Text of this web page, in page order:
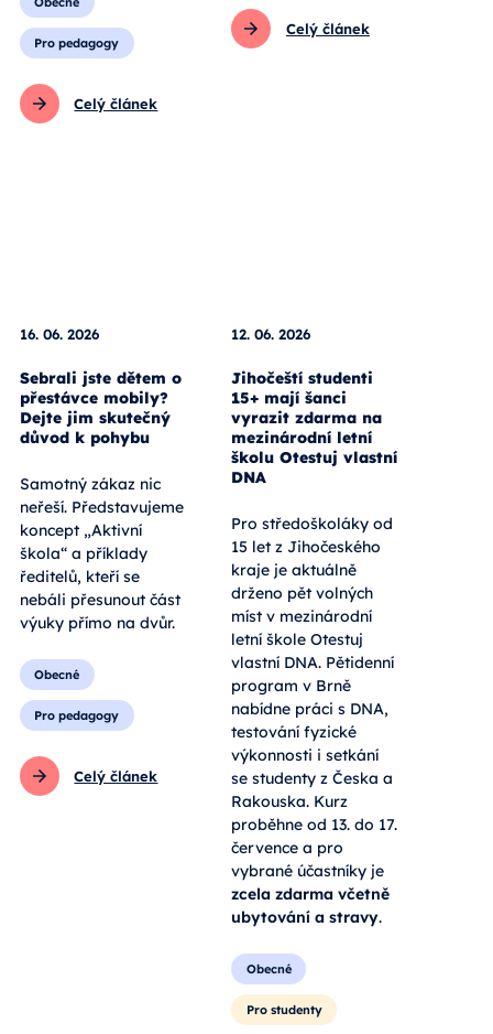
Pro pedagogy
Celý článek
Celý článek
16. 06. 2026
Sebrali jste dětem o
přestávce mobily?
Dejte jim skutečný
důvod k pohybu
Samotný zákaz nic
neřeší. Představujeme
koncept „Aktivní
škola“ a příklady
ředitelů, kteří se
nebáli přesunout část
výuky přímo na dvůr.
Obecné
Pro pedagogy
Celý článek
12. 06. 2026
Jihočeští studenti
15+ mají šanci
vyrazit zdarma na
mezinárodní letní
školu Otestuj vlastní
DNA
Pro středoškoláky od
15 let z Jihočeského
kraje je aktuálně
drženo pět volných
míst v mezinárodní
letní škole Otestuj
vlastní DNA. Pětidenní
program v Brně
nabídne práci s DNA,
testování fyzické
výkonnosti i setkání
se studenty z Česka a
Rakouska. Kurz
proběhne od 13. do 17.
července a pro
vybrané účastníky je
zcela zdarma včetně
ubytování a stravy.
Obecné
Pro studenty